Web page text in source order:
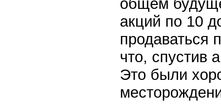
общем
акций по 10
продаваться
что, спустив
Это были